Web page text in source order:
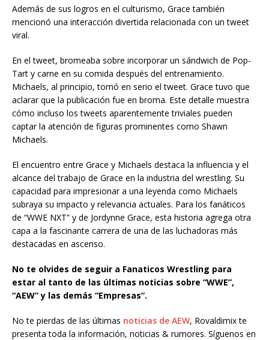
Además de sus logros en el culturismo, Grace también
mencionó una interacción divertida relacionada con un tweet
viral.
En el tweet, bromeaba sobre incorporar un sándwich de Pop-
Tart y carne en su comida después del entrenamiento.
Michaels, al principio, tomó en serio el tweet. Grace tuvo que
aclarar que la publicación fue en broma. Este detalle muestra
cómo incluso los tweets aparentemente triviales pueden
captar la atención de figuras prominentes como Shawn
Michaels.
El encuentro entre Grace y Michaels destaca la influencia y el
alcance del trabajo de Grace en la industria del wrestling. Su
capacidad para impresionar a una leyenda como Michaels
subraya su impacto y relevancia actuales. Para los fanáticos
de “WWE NXT” y de Jordynne Grace, esta historia agrega otra
capa a la fascinante carrera de una de las luchadoras más
destacadas en ascenso.
No te olvides de seguir a Fanaticos Wrestling para
estar al tanto de las últimas noticias sobre “WWE”,
“AEW” y las demás “Empresas”.
No te pierdas de las últimas noticias de AEW, Rovaldimix te
presenta toda la información, noticias & rumores. Síguenos en